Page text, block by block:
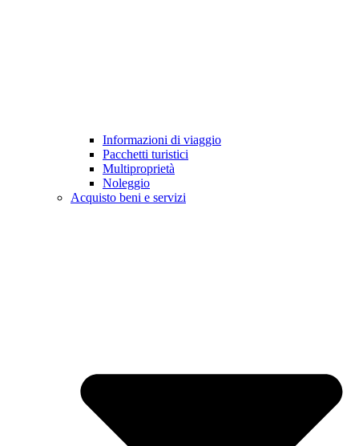
Informazioni di viaggio
Pacchetti turistici
Multiproprietà
Noleggio
Acquisto beni e servizi